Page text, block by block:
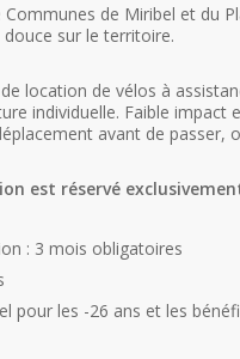
de Miribel et du
sur le territoire.
location de vélos à
individuelle. Faible
avant de passer,
est réservé
: 3 mois obligatoires
pour les -26 ans et les